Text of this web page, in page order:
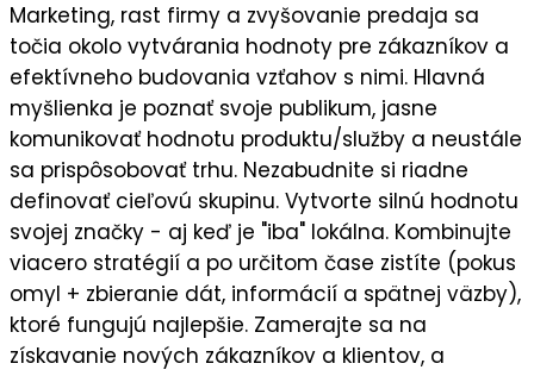
Marketing, rast firmy a zvyšovanie predaja sa
točia okolo vytvárania hodnoty pre zákazníkov a
efektívneho budovania vzťahov s nimi. Hlavná
myšlienka je poznať svoje publikum, jasne
komunikovať hodnotu produktu/služby a neustále
sa prispôsobovať trhu. Nezabudnite si riadne
definovať cieľovú skupinu. Vytvorte silnú hodnotu
svojej značky - aj keď je "iba" lokálna. Kombinujte
viacero stratégií a po určitom čase zistíte (pokus
omyl + zbieranie dát, informácií a spätnej väzby),
ktoré fungujú najlepšie. Zamerajte sa na
získavanie nových zákazníkov a klientov, a